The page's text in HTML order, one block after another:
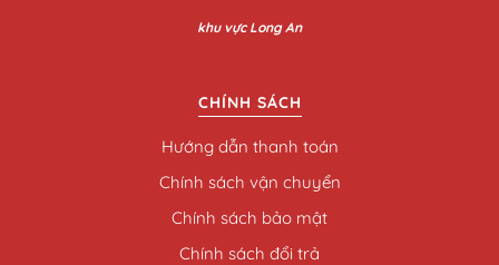
khu vực Long An
CHÍNH SÁCH
Hướng dẫn thanh toán
Chính sách vận chuyển
Chính sách bảo mật
Chính sách đổi trả